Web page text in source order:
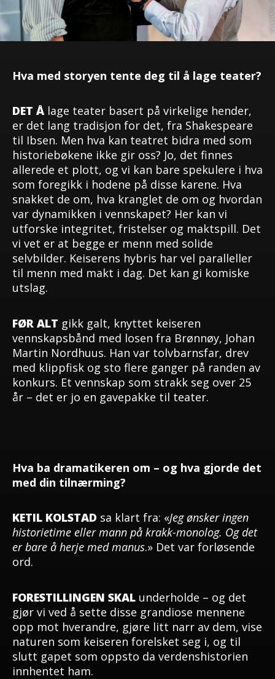
Hva med storyen tente deg til å lage teater?
DET Å lage teater basert på virkelige hender,
er det lang tradisjon for det, fra Shakespeare
til Ibsen. Men hva kan teatret bidra med som
historiebøkene ikke gir oss? Jo, det finnes
allerede et plott, og vi kan bare spekulere i hva
som foregikk i hodene på disse karene. Hva
snakket de om, hva kranglet de om og hvordan
var dynamikken i vennskapet? Her kan vi
utforske integritet, fristelser og maktspill. Det
vi vet er at begge er menn med solide
selvbilder. Keiserens hybris har vel paralleller
til menn med makt i dag. Det kan gi komiske
utslag.
FØR ALT gikk galt, knyttet keiseren
vennskapsbånd med losen fra Brønnøy, Johan
Martin Nordhuus. Han var tolvbarnsfar, drev
med klippfisk og sto flere ganger på randen av
konkurs. Et vennskap som strakk seg over 25
år – det er jo en gavepakke til teater.
Hva ba dramatikeren om – og hva gjorde det
med din tilnærming?
KETIL KOLSTAD sa klart fra: «Jeg ønsker ingen
historietime eller mann på krakk-monolog. Og det
er bare å herje med manus.» Det var forløsende
ord.
FORESTILLINGEN SKAL underholde – og det
gjør vi ved å sette disse grandiose mennene
opp mot hverandre, gjøre litt narr av dem, vise
naturen som keiseren forelsket seg i, og til
slutt gapet som oppsto da verdenshistorien
innhentet ham.